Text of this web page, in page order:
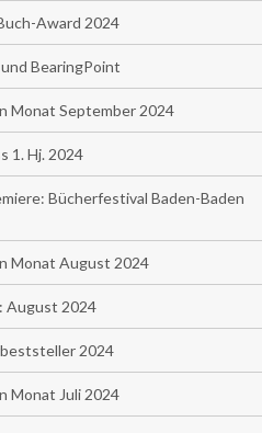
Award 2024
BearingPoint
Monat September 2024
1. Hj. 2024
Bücherfestival Baden-Baden
Monat August 2024
August 2024
2024
Monat Juli 2024